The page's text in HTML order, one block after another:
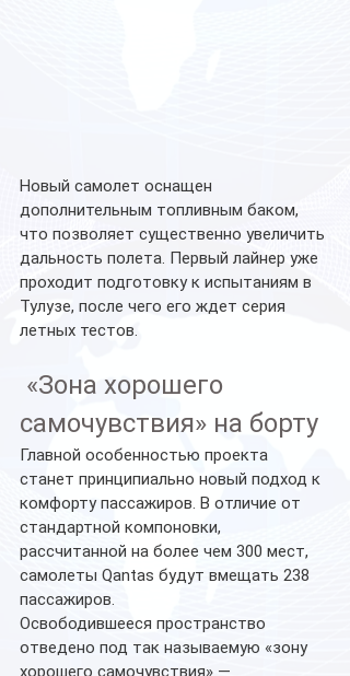
Новый самолет оснащен
дополнительным топливным баком,
что позволяет существенно увеличить
дальность полета. Первый лайнер уже
проходит подготовку к испытаниям в
Тулузе, после чего его ждет серия
летных тестов.
самочувствия» на борту
Главной особенностью проекта
станет принципиально новый подход к
комфорту пассажиров. В отличие от
стандартной компоновки,
рассчитанной на более чем 300 мест,
самолеты Qantas будут вмещать 238
пассажиров.
Освободившееся пространство
отведено под так называемую «зону
хорошего самочувствия» —